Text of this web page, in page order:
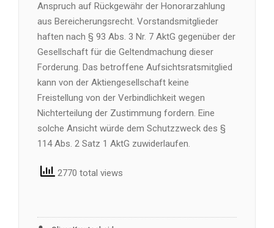
Anspruch auf Rückgewähr der Honorarzahlung
aus Bereicherungsrecht. Vorstandsmitglieder
haften nach § 93 Abs. 3 Nr. 7 AktG gegenüber der
Gesellschaft für die Geltendmachung dieser
Forderung. Das betroffene Aufsichtsratsmitglied
kann von der Aktiengesellschaft keine
Freistellung von der Verbindlichkeit wegen
Nichterteilung der Zustimmung fordern. Eine
solche Ansicht würde dem Schutzzweck des §
114 Abs. 2 Satz 1 AktG zuwiderlaufen.
2770 total views